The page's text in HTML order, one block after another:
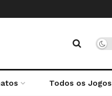
Todos os Jogos